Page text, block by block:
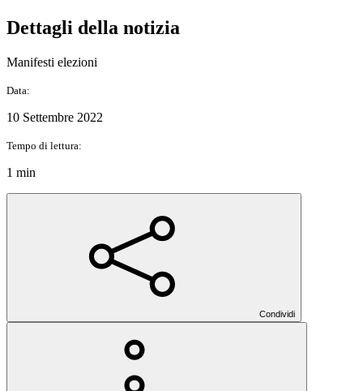
Dettagli della notizia
Manifesti elezioni
Data:
10 Settembre 2022
Tempo di lettura:
1 min
Condividi